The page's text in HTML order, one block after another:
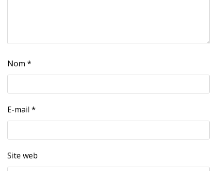
Nom *
E-mail *
Site web